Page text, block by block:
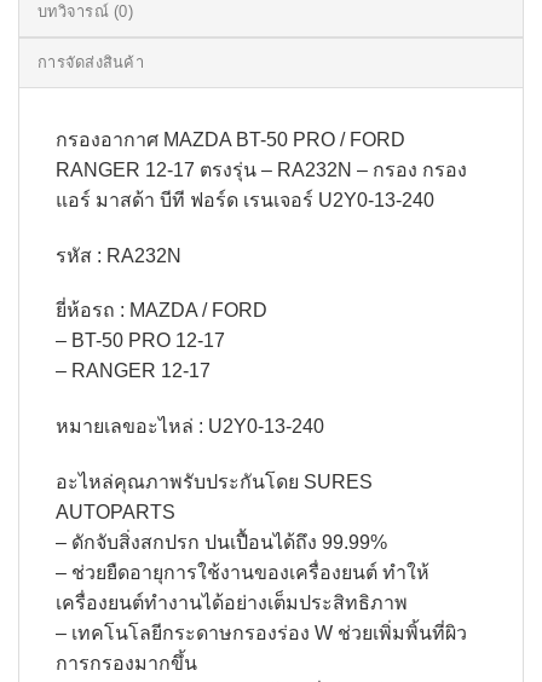
บทวิจารณ์ (0)
การจัดส่งสินค้า
กรองอากาศ MAZDA BT-50 PRO / FORD
RANGER 12-17 ตรงรุ่น – RA232N – กรอง กรอง
แอร์ มาสด้า บีที ฟอร์ด เรนเจอร์ U2Y0-13-240
รหัส : RA232N
ยี่ห้อรถ : MAZDA / FORD
– BT-50 PRO 12-17
– RANGER 12-17
หมายเลขอะไหล่ : U2Y0-13-240
อะไหล่คุณภาพรับประกันโดย SURES
AUTOPARTS
– ดักจับสิ่งสกปรก ปนเปื้อนได้ถึง 99.99%​
– ช่วยยืดอายุการใช้งานของเครื่องยนต์ ทำให้
เครื่องยนต์ทำงานได้อย่างเต็มประสิทธิภาพ​
– เทคโนโลยีกระดาษกรองร่อง W ช่วยเพิ่มพิ้นที่ผิว
การกรองมากขึ้น​